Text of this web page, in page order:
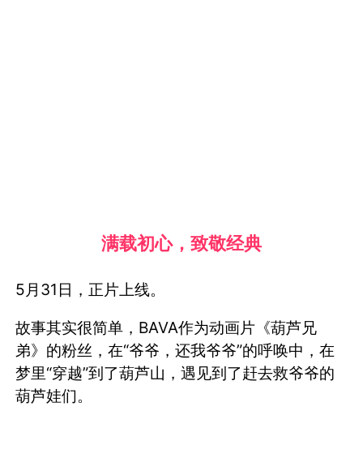
满载初心，致敬经典
5月31日，正片上线。
故事其实很简单，BAVA作为动画片《葫芦兄
弟》的粉丝，在“爷爷，还我爷爷”的呼唤中，在
梦里“穿越”到了葫芦山，遇见到了赶去救爷爷的
葫芦娃们。